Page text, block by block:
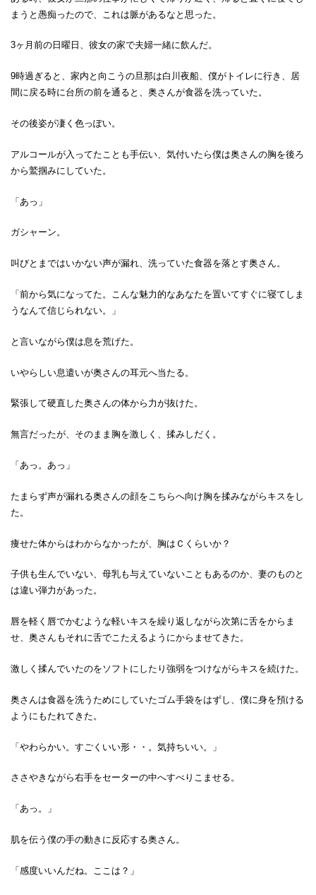
まうと愚痴ったので、これは脈があるなと思った。
3ヶ月前の日曜日、彼女の家で夫婦一緒に飲んだ。
9時過ぎると、家内と向こうの旦那は白川夜船、僕がトイレに行き、居
間に戻る時に台所の前を通ると、奥さんが食器を洗っていた。
その後姿が凄く色っぽい。
アルコールが入ってたことも手伝い、気付いたら僕は奥さんの胸を後ろ
から鷲掴みにしていた。
「あっ」
ガシャーン。
叫びとまではいかない声が漏れ、洗っていた食器を落とす奥さん。
「前から気になってた。こんな魅力的なあなたを置いてすぐに寝てしま
うなんて信じられない。」
と言いながら僕は息を荒げた。
いやらしい息遣いが奥さんの耳元へ当たる。
緊張して硬直した奥さんの体から力が抜けた。
無言だったが、そのまま胸を激しく、揉みしだく。
「あっ。あっ」
たまらず声が漏れる奥さんの顔をこちらへ向け胸を揉みながらキスをし
た。
痩せた体からはわからなかったが、胸はＣくらいか？
子供も生んでいない、母乳も与えていないこともあるのか、妻のものと
は違い弾力があった。
唇を軽く唇でかむような軽いキスを繰り返しながら次第に舌をからま
せ、奥さんもそれに舌でこたえるようにからませてきた。
激しく揉んでいたのをソフトにしたり強弱をつけながらキスを続けた。
奥さんは食器を洗うためにしていたゴム手袋をはずし、僕に身を預ける
ようにもたれてきた。
「やわらかい。すごくいい形・・。気持ちいい。」
ささやきながら右手をセーターの中へすべりこませる。
「あっ。」
肌を伝う僕の手の動きに反応する奥さん。
「感度いいんだね。ここは？」